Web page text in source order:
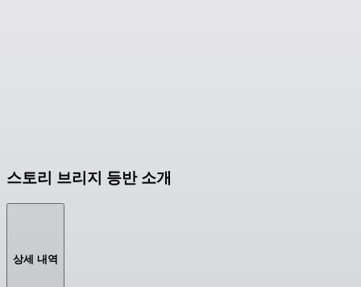
스토리 브리지 등반 소개
상세 내역